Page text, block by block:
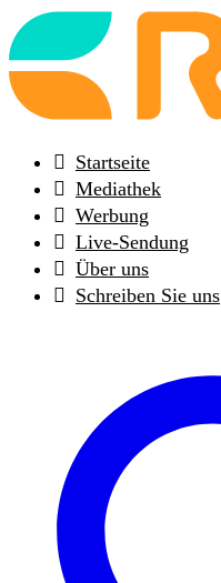
Back
to
frontpage
Startseite
Mediathek
Werbung
Live-Sendung
Über uns
Schreiben Sie uns